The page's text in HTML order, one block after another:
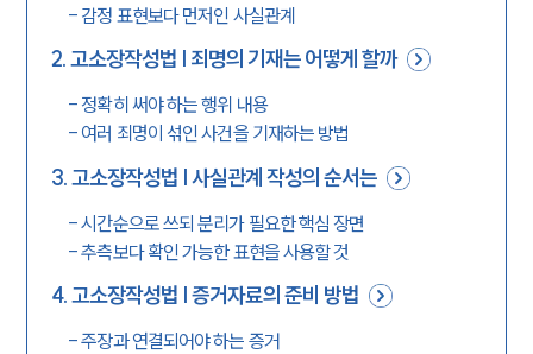
- 감정 표현보다 먼저인 사실관계
2.고소장작성법 | 죄명의 기재는 어떻게 할까
- 정확히 써야 하는 행위 내용
- 여러 죄명이 섞인 사건을 기재하는 방법
3.고소장작성법 | 사실관계 작성의 순서는
-시간순으로 쓰되 분리가 필요한 핵심 장면
-추측보다 확인 가능한 표현을 사용할 것
4.고소장작성법 | 증거자료의 준비 방법
-주장과 연결되어야 하는 증거